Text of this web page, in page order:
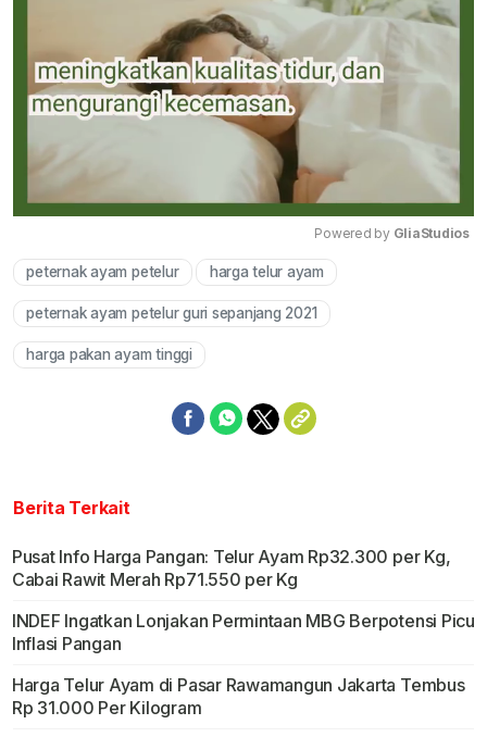
Powered by GliaStudios
peternak ayam petelur harga telur ayam
peternak ayam petelur guri sepanjang 2021
harga pakan ayam tinggi
Berita Terkait
Pusat Info Harga Pangan: Telur Ayam Rp32.300 per Kg,
Cabai Rawit Merah Rp71.550 per Kg
INDEF Ingatkan Lonjakan Permintaan MBG Berpotensi Picu
Inflasi Pangan
Harga Telur Ayam di Pasar Rawamangun Jakarta Tembus
Rp 31.000 Per Kilogram